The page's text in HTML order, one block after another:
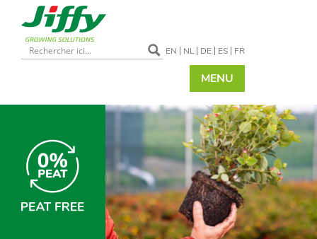
EN NL DE ES FR
MENU